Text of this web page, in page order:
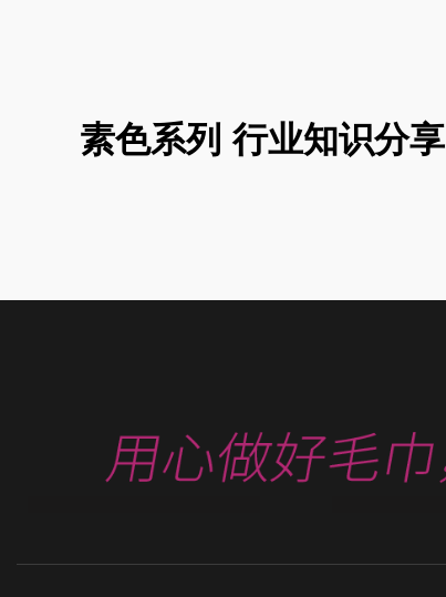
素色系列 行业知识分享